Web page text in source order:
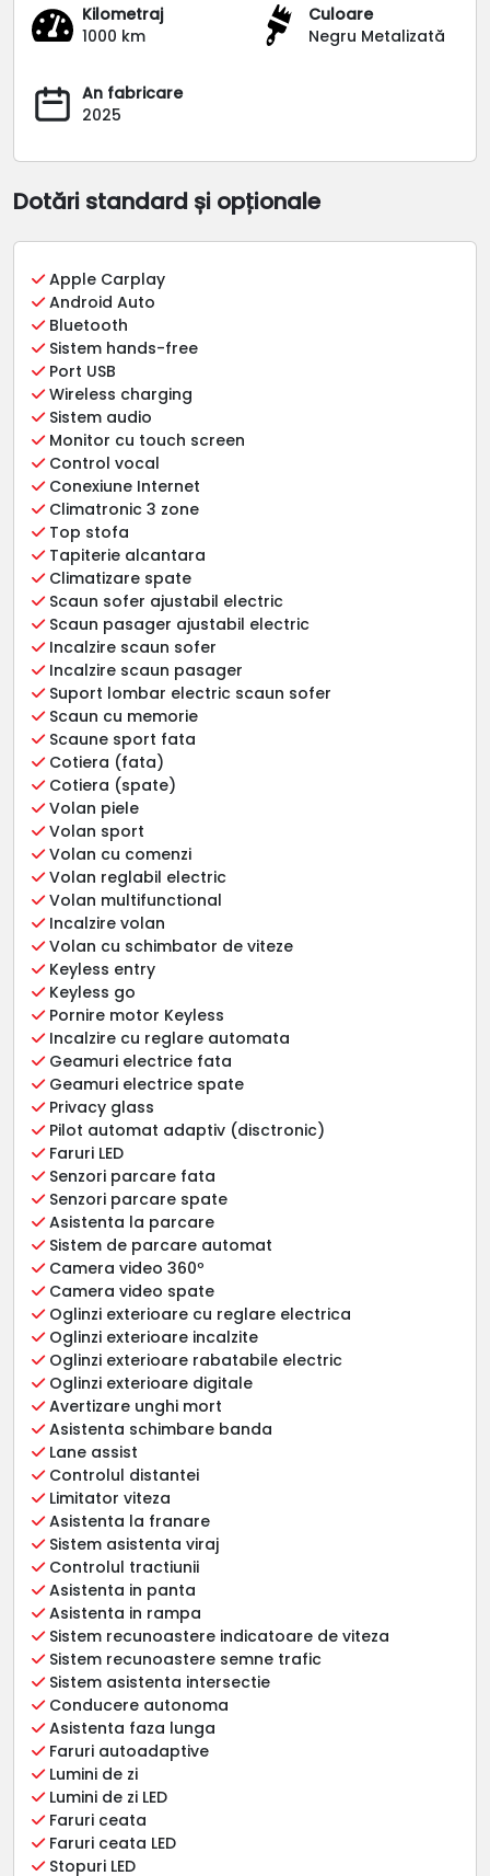
Kilometraj
1000 km
Culoare
Negru Metalizată
An fabricare
2025
Dotări standard și opționale
Apple Carplay
Android Auto
Bluetooth
Sistem hands-free
Port USB
Wireless charging
Sistem audio
Monitor cu touch screen
Control vocal
Conexiune Internet
Climatronic 3 zone
Top stofa
Tapiterie alcantara
Climatizare spate
Scaun sofer ajustabil electric
Scaun pasager ajustabil electric
Incalzire scaun sofer
Incalzire scaun pasager
Suport lombar electric scaun sofer
Scaun cu memorie
Scaune sport fata
Cotiera (fata)
Cotiera (spate)
Volan piele
Volan sport
Volan cu comenzi
Volan reglabil electric
Volan multifunctional
Incalzire volan
Volan cu schimbator de viteze
Keyless entry
Keyless go
Pornire motor Keyless
Incalzire cu reglare automata
Geamuri electrice fata
Geamuri electrice spate
Privacy glass
Pilot automat adaptiv (disctronic)
Faruri LED
Senzori parcare fata
Senzori parcare spate
Asistenta la parcare
Sistem de parcare automat
Camera video 360º
Camera video spate
Oglinzi exterioare cu reglare electrica
Oglinzi exterioare incalzite
Oglinzi exterioare rabatabile electric
Oglinzi exterioare digitale
Avertizare unghi mort
Asistenta schimbare banda
Lane assist
Controlul distantei
Limitator viteza
Asistenta la franare
Sistem asistenta viraj
Controlul tractiunii
Asistenta in panta
Asistenta in rampa
Sistem recunoastere indicatoare de viteza
Sistem recunoastere semne trafic
Sistem asistenta intersectie
Conducere autonoma
Asistenta faza lunga
Faruri autoadaptive
Lumini de zi
Lumini de zi LED
Faruri ceata
Faruri ceata LED
Stopuri LED